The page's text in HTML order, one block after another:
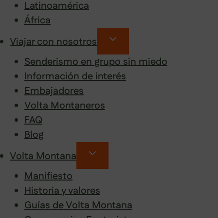
Latinoamérica
África
Viajar con nosotros
Senderismo en grupo sin miedo
Información de interés
Embajadores
Volta Montaneros
FAQ
Blog
Volta Montana
Manifiesto
Historia y valores
Guías de Volta Montana